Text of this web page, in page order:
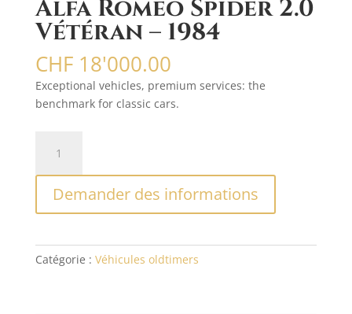
Alfa Romeo Spider 2.0
Vétéran – 1984
CHF18'000.00
Exceptional vehicles, premium services: the
benchmark for classic cars.
Alfa
Romeo
Spider
Vétéran
-
Demander des informations
t
e
r
a
t
Catégorie : Véhicules oldtimers